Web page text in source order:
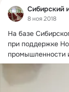
8 ноя 2018
На базе
при поддержке
промышленности